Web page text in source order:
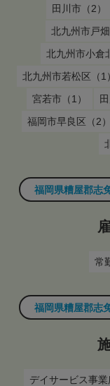
田川市（2）
北九州市戸畑
北九州市小倉
北九州市若松区（1）
宮若市（1）
福岡市早良区（2）
福岡県糟屋郡志
常
福岡県糟屋郡志
デイサービス事業